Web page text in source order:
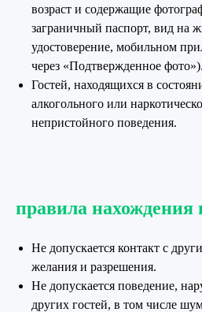
возраст и содержащие
заграничный паспорт, вид на
удостоверение, мобильном
через «Подтвержденное фото»).
Гостей, находящихся в
алкогольного или
непристойного поведения.
правила нахождения
Не допускается контакт с
желания и разрешения.
Не допускается поведение,
других гостей, в том числе